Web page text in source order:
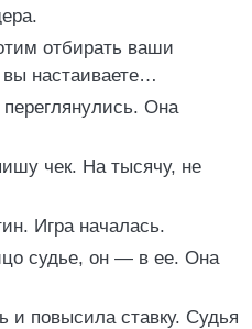
отбирать ваши
настаиваете…
Она
чек. На тысячу, не
Игра началась.
судье, он — в ее. Она
повысила ставку. Судья